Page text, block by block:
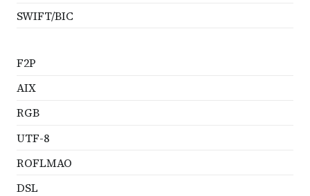
SWIFT/BIC
F2P
AIX
RGB
UTF-8
ROFLMAO
DSL